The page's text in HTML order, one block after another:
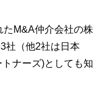
たM&A仲介会社の株
社（他2社は日本
ナーズ)としても知